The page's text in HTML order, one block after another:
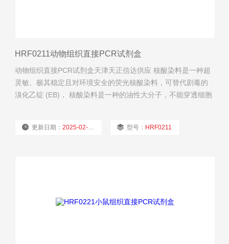
HRF0211动物组织直接PCR试剂盒
动物组织直接PCR试剂盒天津天正信达供应 核酸染料是一种超
灵敏、极其稳定且对环境安全的荧光核酸染料，可替代剧毒的
溴化乙锭 (EB)， 核酸染料是一种的油性大分子，不能穿透细胞
更新日期：2025-02-27 型号： HRF0211